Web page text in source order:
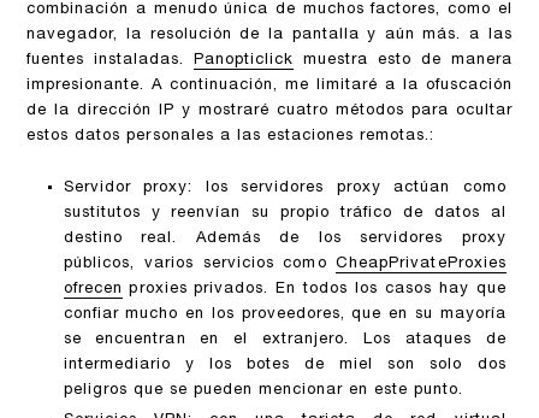
combinación a menudo única de muchos factores, como el
navegador, la resolución de la pantalla y aún más. a las
fuentes instaladas.Panopticlick muestra esto de manera
impresionante. A continuación, me limitaré a la ofuscación
de la dirección IP y mostraré cuatro métodos para ocultar
estos datos personales a las estaciones remotas.:
Servidor proxy: los servidores proxy actúan como
sustitutos y reenvían su propio tráfico de datos al
destino real. Además de los servidores proxy
públicos, varios servicios comoCheapPrivateProxies
ofrecen
proxies privados. En todos los casos hay que
confiar mucho en los proveedores, que en su mayoría
se encuentran en el extranjero. Los ataques de
intermediario y los botes de miel son solo dos
peligros que se pueden mencionar en este punto.